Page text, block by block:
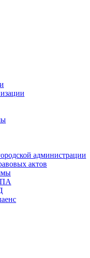
администрации
актов